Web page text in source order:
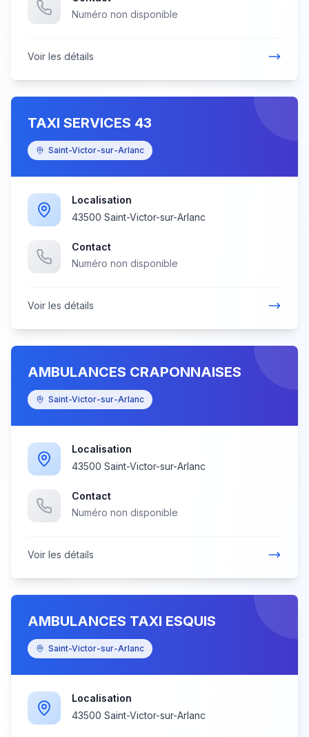
Numéro non disponible
Voir les détails
TAXI SERVICES 43
Saint-Victor-sur-Arlanc
Localisation
43500 Saint-Victor-sur-Arlanc
Contact
Numéro non disponible
Voir les détails
AMBULANCES CRAPONNAISES
Saint-Victor-sur-Arlanc
Localisation
43500 Saint-Victor-sur-Arlanc
Contact
Numéro non disponible
Voir les détails
AMBULANCES TAXI ESQUIS
Saint-Victor-sur-Arlanc
Localisation
43500 Saint-Victor-sur-Arlanc